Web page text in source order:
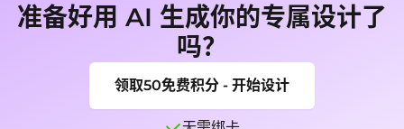
准备好用 AI 生成你的专属设计了
吗？
领取50免费积分 - 开始设计